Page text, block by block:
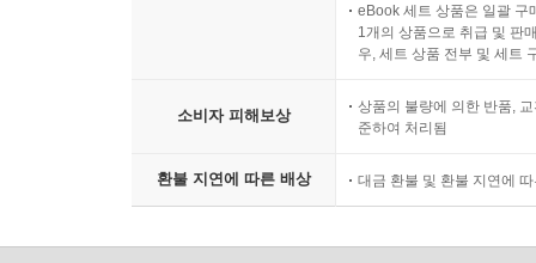
eBook 세트 상품은 일괄 구
1개의 상품으로 취급 및 판
우, 세트 상품 전부 및 세트
소비자 피해보상
상품의 불량에 의한 반품,
준하여 처리됨
환불 지연에 따른 배상 대금 환불 및 환불 지연에